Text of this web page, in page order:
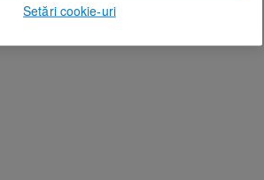
Setări cookie-uri